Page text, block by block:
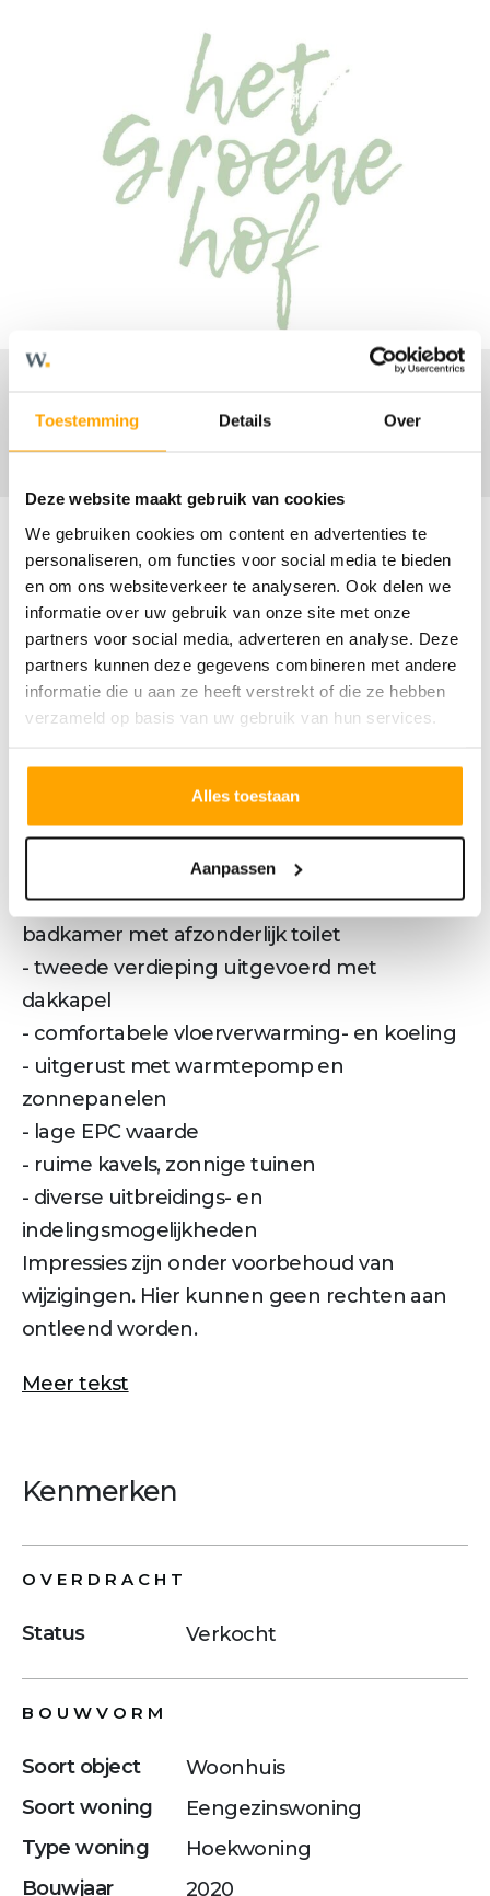
Toestemming Details Over
Deze website maakt gebruik van cookies
We gebruiken cookies om content en advertenties te
personaliseren, om functies voor social media te bieden
en om ons websiteverkeer te analyseren. Ook delen we
informatie over uw gebruik van onze site met onze
partners voor social media, adverteren en analyse. Deze
partners kunnen deze gegevens combineren met andere
informatie die u aan ze heeft verstrekt of die ze hebben
verzameld op basis van uw gebruik van hun services.
Alles toestaan
Aanpassen
Omschrijving
Hoekwoning
Type Dotterbloem
- herenhuis in jaren '30 stijl
- woonoppervlakte van circa 161 m2 of 164
m2
- grote tuingerichte woonkamer
- eerste verdieping met vier slaapkamers en
badkamer met afzonderlijk toilet
- tweede verdieping uitgevoerd met
dakkapel
- comfortabele vloerverwarming- en koeling
- uitgerust met warmtepomp en
zonnepanelen
- lage EPC waarde
- ruime kavels, zonnige tuinen
- diverse uitbreidings- en
indelingsmogelijkheden
Impressies zijn onder voorbehoud van
wijzigingen. Hier kunnen geen rechten aan
ontleend worden.
Meer tekst
Kenmerken
OVERDRACHT
Status Verkocht
BOUWVORM
Soort object
Woonhuis
Soort woning
Eengezinswoning
Type woning
Hoekwoning
Bouwjaar
2020